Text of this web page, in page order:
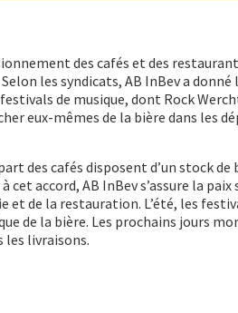
des cafés et des
les syndicats, AB InBev a donné
de musique, dont Rock
eux-mêmes de la bière dans les
des cafés disposent d’un stock
accord, AB InBev s’assure la paix
et de la restauration. L’été, les
de la bière. Les prochains jours
les livraisons.